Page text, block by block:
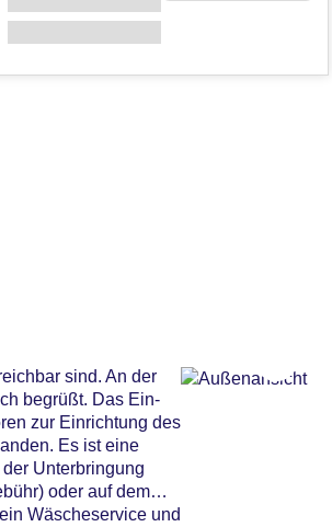
sind. An der
begrüßt. Das Ein-
zur Einrichtung des
Es ist eine
Unterbringung
oder auf dem
Wäscheservice und